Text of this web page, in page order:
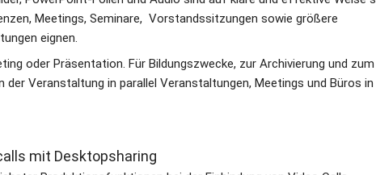
Meetings, Seminare,  Vorstandssitzungen sowie größere
eignen.
oder Präsentation. Für Bildungszwecke, zur Archivierung und
Veranstaltung in parallel Veranstaltungen, Meetings und Büros in
mit Desktopsharing